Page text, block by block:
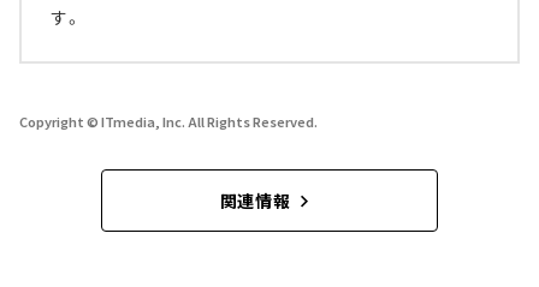
す。
Copyright © ITmedia, Inc. All Rights Reserved.
関連情報